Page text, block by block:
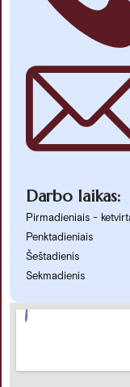
Darbo laikas:
Pirmadieniais -
Penktadieniais
Šeštadienis
Sekmadienis